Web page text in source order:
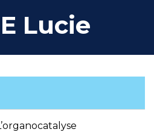
Lucie